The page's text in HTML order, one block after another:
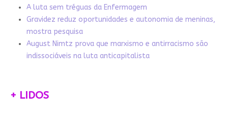
A luta sem tréguas da Enfermagem
Gravidez reduz oportunidades e autonomia de meninas,
mostra pesquisa
August Nimtz prova que marxismo e antirracismo são
indissociáveis na luta anticapitalista
+ LIDOS